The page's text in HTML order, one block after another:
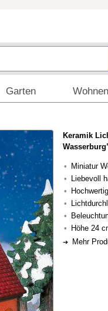
Garten Wohnen
Keramik
Miniatur
Liebevoll
Höhe 24
Mehr